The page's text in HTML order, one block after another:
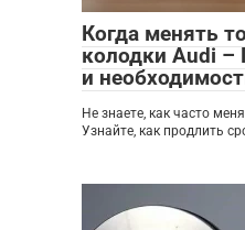
Когда менять
колодки Audi –
и
Не знаете, как часто
Узнайте, как продлить